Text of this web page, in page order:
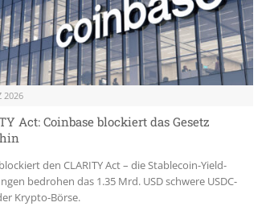
2026
Act: Coinbase blockiert das Gesetz
den CLARITY Act – die Stablecoin-Yield-
bedrohen das 1.35 Mrd. USD schwere USDC-
Krypto-Börse.